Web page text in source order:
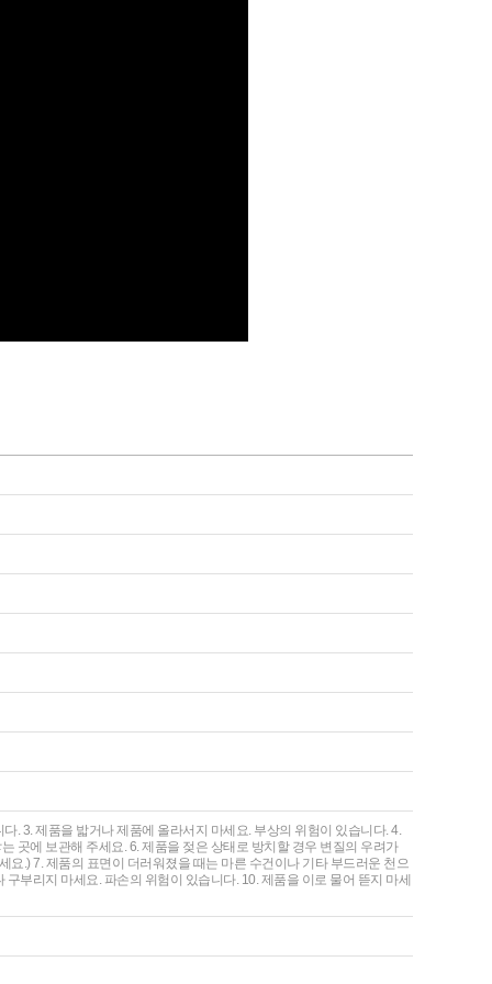
. 3. 제품을 밟거나 제품에 올라서지 마세요. 부상의 위험이 있습니다. 4.
곳에 보관해 주세요. 6. 제품을 젖은 상태로 방치할 경우 변질의 우려가
.) 7. 제품의 표면이 더러워졌을 때는 마른 수건이나 기타 부드러운 천으
부리지 마세요. 파손의 위험이 있습니다. 10. 제품을 이로 물어 뜯지 마세